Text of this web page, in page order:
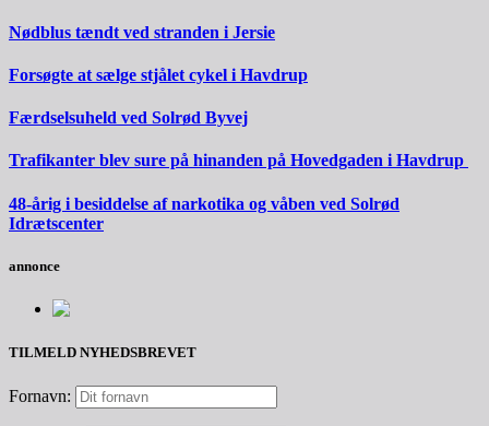
Nødblus tændt ved stranden i Jersie
Forsøgte at sælge stjålet cykel i Havdrup
Færdselsuheld ved Solrød Byvej
Trafikanter blev sure på hinanden på Hovedgaden i Havdrup
48-årig i besiddelse af narkotika og våben ved Solrød
Idrætscenter
annonce
TILMELD NYHEDSBREVET
Fornavn: